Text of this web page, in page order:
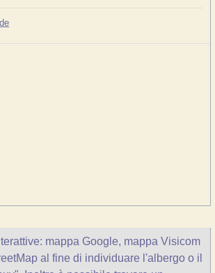
mappa Google, mappa Visicom
al fine di individuare l'albergo o il